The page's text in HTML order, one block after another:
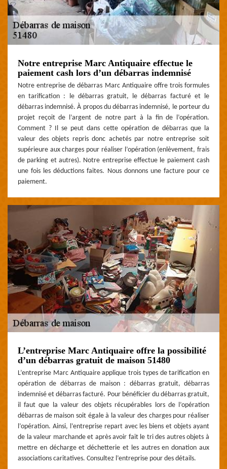
Notre entreprise Marc Antiquaire effectue le
paiement cash lors d’un débarras indemnisé
Notre entreprise de débarras Marc Antiquaire offre trois formules
en tarification : le débarras gratuit, le débarras facturé et le
débarras indemnisé. À propos du débarras indemnisé, le porteur du
projet reçoit de l’argent de notre part à la fin de l’opération.
Comment ? Il se peut dans cette opération de débarras que la
valeur des objets repris donc achetés par notre entreprise soit
supérieure aux charges pour réaliser l’opération (enlèvement, frais
de parking et autres). Notre entreprise effectue le paiement cash
une fois les déductions faites. Nous donnons une facture pour ce
paiement.
L’entreprise Marc Antiquaire offre la possibilité
d’un débarras gratuit de maison 51480
L’entreprise Marc Antiquaire applique trois types de tarification en
opération de débarras de maison : débarras gratuit, débarras
indemnisé et débarras facturé. Pour bénéficier du débarras gratuit,
il faut que la valeur des objets récupérables lors de l’opération
débarras de maison soit égale à la valeur des charges pour réaliser
l’opération. Ainsi, l’entreprise repart avec les biens et objets ayant
de la valeur marchande et après avoir fait le tri des autres objets à
mettre en décharge et déchetterie et les autres en donation aux
associations caritatives. Consultez l’entreprise pour des détails.